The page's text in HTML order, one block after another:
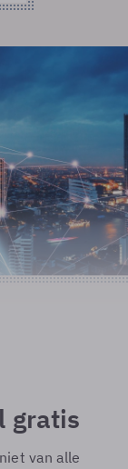
gratis
van alle